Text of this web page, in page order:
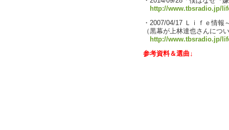
http://www.tbsradio.jp/
・2007/04/17 Ｌｉｆｅ情報
（黒幕が上林達也さんにつ
http://www.tbsradio.jp/
参考資料＆選曲↓